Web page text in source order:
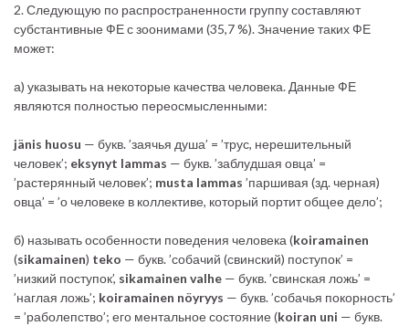
2. Следующую по распространенности группу составляют
субстантивные ФЕ с зоонимами (35,7 %). Значение таких ФЕ
может:
а) указывать на некоторые качества человека. Данные ФЕ
являются полностью переосмысленными:
jänis huosu — букв. ’заячья душа’ = ’трус, нерешительный
человек’; eksynyt lammas — букв. ’заблудшая овца’ =
’растерянный человек’; musta lammas ’паршивая (зд. черная)
овца’ = ’о человеке в коллективе, который портит общее дело’;
б) называть особенности поведения человека (koiramainen
(sikamainen) teko — букв. ’собачий (свинский) поступок’ =
’низкий поступок’, sikamainen valhe — букв. ’свинская ложь’ =
’наглая ложь’; koiramainen nöyryys — букв. ’собачья покорность’
= ’раболепство’; его ментальное состояние (koiran uni — букв.